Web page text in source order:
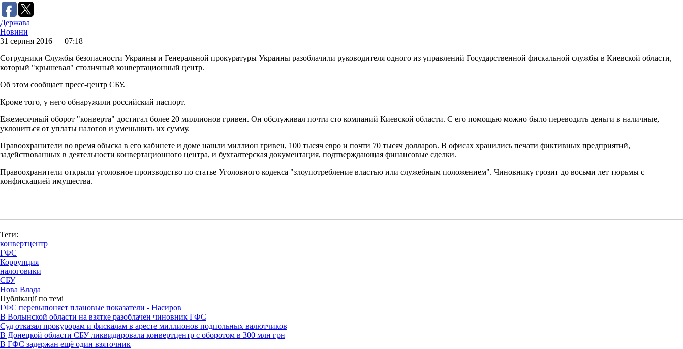
Держава
Новини
31 серпня 2016 — 07:18
Сотрудники Службы безопасности Украины и Генеральной прокуратуры Украины разоблачили руководителя одного из управлений Государственной фискальной службы в Киевской области,
который "крышевал" столичный конвертационный центр.
Об этом сообщает пресс-центр СБУ.
Кроме того, у него обнаружили российский паспорт.
Ежемесячный оборот "конверта" достигал более 20 миллионов гривен. Он обслуживал почти сто компаний Киевской области. С его помощью можно было переводить деньги в наличные,
уклониться от уплаты налогов и уменьшить их сумму.
Правоохранители во время обыска в его кабинете и доме нашли миллион гривен, 100 тысяч евро и почти 70 тысяч долларов. В офисах хранились печати фиктивных предприятий,
задействованных в деятельности конвертационного центра, и бухгалтерская документация, подтверждающая финансовые сделки.
Правоохранители открыли уголовное производство по статье Уголовного кодекса "злоупотребление властью или служебным положением". Чиновнику грозит до восьми лет тюрьмы с
конфискацией имущества.
Теги:
конвертцентр
ГФС
Коррупция
налоговики
СБУ
Нова Влада
Публікації по темі
ГФС перевыпоняет плановые показатели - Насиров
В Волынской области на взятке разоблачен чиновник ГФС
Суд отказал прокурорам и фискалам в аресте миллионов подпольных валютчиков
В Донецкой области СБУ ликвидировала конвертцентр с оборотом в 300 млн грн
В ГФС задержан ещё один взяточник